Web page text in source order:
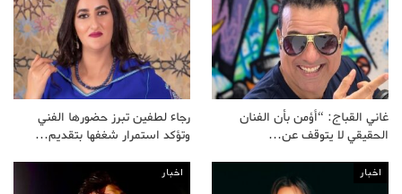
غاني القباج: “أؤمن بأن الفنان
الحقيقي لا يتوقف عن…
رجاء لطفين تبرز حضورها الفني
وتؤكد استمرار شغفها بتقديم…
اخبار اخبار